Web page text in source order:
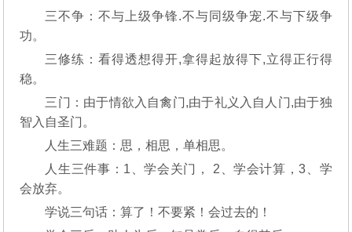
三不争：不与上级争锋.不与同级争宠.不与下级争
功。
三修练：看得透想得开,拿得起放得下,立得正行得
稳。
三门：由于情欲入自禽门,由于礼义入自人门,由于独
智入自圣门。
人生三难题：思，相思，单相思。
人生三件事：1、学会关门， 2、学会计算，3、学
会放弃。
学说三句话：算了！不要紧！会过去的！